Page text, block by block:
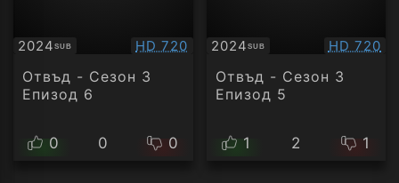
2024SUB
Субтитри Качество:
HD 720
Отвъд - Сезон 3
Епизод 6
0 0 0
2024SUB
Субтитри HD 720
Отвъд - Сезон 3
Епизод 5
1 2 1